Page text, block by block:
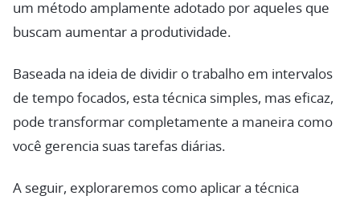
um método amplamente adotado por aqueles que
buscam aumentar a produtividade.
Baseada na ideia de dividir o trabalho em intervalos
de tempo focados, esta técnica simples, mas eficaz,
pode transformar completamente a maneira como
você gerencia suas tarefas diárias.
A seguir, exploraremos como aplicar a técnica